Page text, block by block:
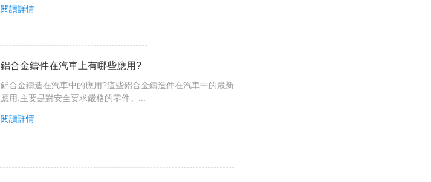
閱讀詳情
鋁合金鑄件在汽車上有哪些應用?
鋁合金鑄造在汽車中的應用?這些鋁合金鑄造件在汽車中的最新
應用,主要是對安全要求嚴格的零件。...
閱讀詳情